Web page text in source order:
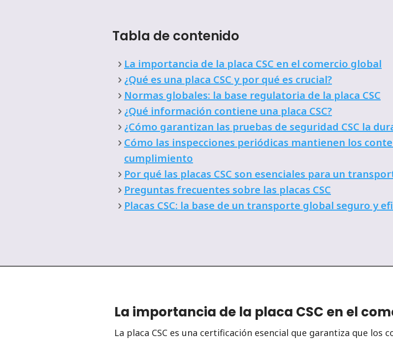
Tabla de contenido
La importancia de la placa CSC en el comercio global
¿Qué es una placa CSC y por qué es crucial?
Normas globales: la base regulatoria de la placa CSC
¿Qué información contiene una placa CSC?
¿Cómo garantizan las pruebas de seguridad CSC la
Cómo las inspecciones periódicas mantienen los
cumplimiento
Por qué las placas CSC son esenciales para un
Preguntas frecuentes sobre las placas CSC
Placas CSC: la base de un transporte global seguro y
La importancia de la placa CSC en el
La placa CSC es una certificación esencial que garantiza que los